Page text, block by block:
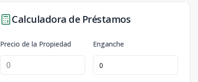
Calculadora de Préstamos
Precio de la Propiedad Enganche